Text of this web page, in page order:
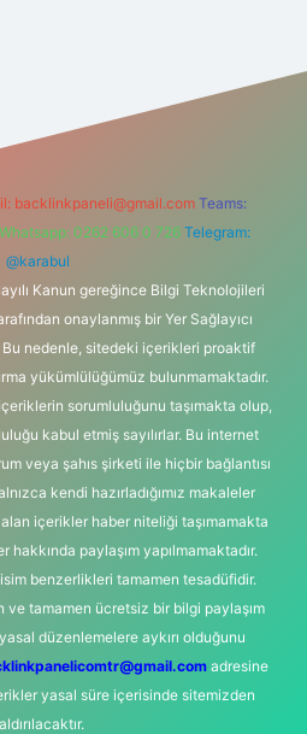
backlinkpaneli@gmail.com Teams:
Whatsapp: 0262 606 0 726 Telegram:
@karabul
Kanun gereğince Bilgi Teknolojileri
onaylanmış bir Yer Sağlayıcı
nedenle, sitedeki içerikleri proaktif
yükümlülüğümüz bulunmamaktadır.
sorumluluğunu taşımakta olup,
kabul etmiş sayılırlar. Bu internet
veya şahıs şirketi ile hiçbir bağlantısı
kendi hazırladığımız makaleler
içerikler haber niteliği taşımamakta
paylaşım yapılmamaktadır.
benzerlikleri tamamen tesadüfidir.
ve tamamen ücretsiz bir bilgi paylaşım
düzenlemelere aykırı olduğunu
adresine
yasal süre içerisinde sitemizden